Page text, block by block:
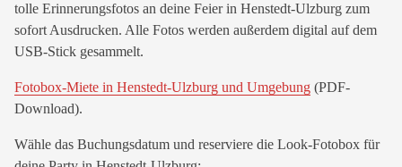
tolle Erinnerungsfotos an deine Feier in Henstedt-Ulzburg zum
sofort Ausdrucken. Alle Fotos werden außerdem digital auf dem
USB-Stick gesammelt.
Fotobox-Miete in Henstedt-Ulzburg und Umgebung (PDF-
Download).
Wähle das Buchungsdatum und reserviere die Look-Fotobox für